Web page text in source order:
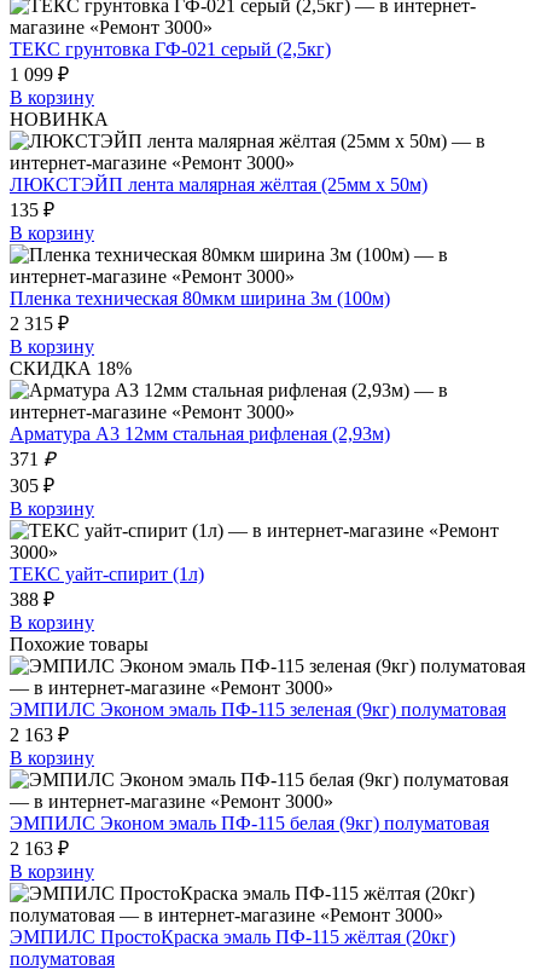
ТЕКС грунтовка ГФ-021 серый (2,5кг)
1 099 ₽
В корзину
НОВИНКА
ЛЮКСТЭЙП лента малярная жёлтая (25мм х 50м)
135 ₽
В корзину
Пленка техническая 80мкм ширина 3м (100м)
2 315 ₽
В корзину
СКИДКА 18%
Арматура А3 12мм стальная рифленая (2,93м)
371 ₽
305 ₽
В корзину
ТЕКС уайт-спирит (1л)
388 ₽
В корзину
Похожие товары
ЭМПИЛС Эконом эмаль ПФ-115 зеленая (9кг) полуматовая
2 163 ₽
В корзину
ЭМПИЛС Эконом эмаль ПФ-115 белая (9кг) полуматовая
2 163 ₽
В корзину
ЭМПИЛС ПростоКраска эмаль ПФ-115 жёлтая (20кг)
полуматовая